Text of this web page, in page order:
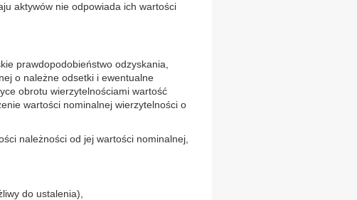
aktywów nie odpowiada ich wartości
prawdopodobieństwo odzyskania,
o należne odsetki i ewentualne
obrotu wierzytelnościami wartość
wartości nominalnej wierzytelności o
należności od jej wartości nominalnej,
do ustalenia),